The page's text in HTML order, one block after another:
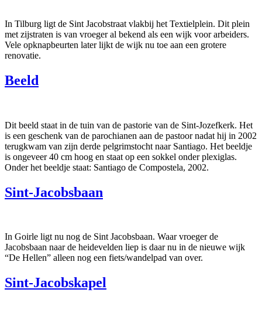
In Tilburg ligt de Sint Jacobstraat vlakbij het Textielplein. Dit plein
met zijstraten is van vroeger al bekend als een wijk voor arbeiders.
Vele opknapbeurten later lijkt de wijk nu toe aan een grotere
renovatie.
Beeld
Dit beeld staat in de tuin van de pastorie van de Sint-Jozefkerk. Het
is een geschenk van de parochianen aan de pastoor nadat hij in 2002
terugkwam van zijn derde pelgrimstocht naar Santiago. Het beeldje
is ongeveer 40 cm hoog en staat op een sokkel onder plexiglas.
Onder het beeldje staat: Santiago de Compostela, 2002.
Sint-Jacobsbaan
In Goirle ligt nu nog de Sint Jacobsbaan. Waar vroeger de
Jacobsbaan naar de heidevelden liep is daar nu in de nieuwe wijk
“De Hellen” alleen nog een fiets/wandelpad van over.
Sint-Jacobskapel